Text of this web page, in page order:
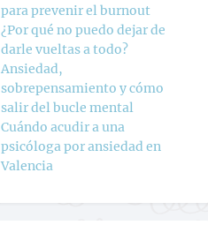
para prevenir el burnout
¿Por qué no puedo dejar de
darle vueltas a todo?
Ansiedad,
sobrepensamiento y cómo
salir del bucle mental
Cuándo acudir a una
psicóloga por ansiedad en
Valencia